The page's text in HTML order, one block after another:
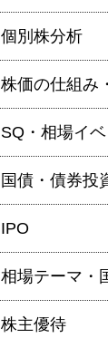
個別株分析
株価の仕組み
SQ・相場イベ
国債・債券投
IPO
相場テーマ・
株主優待